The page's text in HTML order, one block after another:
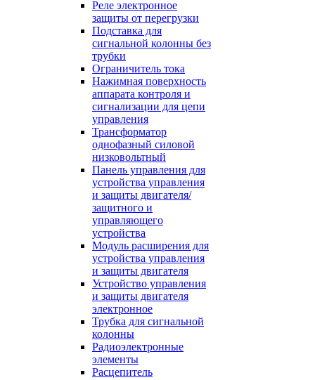
Реле электронное
защиты от перегрузки
Подставка для
сигнальной колонны без
трубки
Ограничитель тока
Нажимная поверхность
аппарата контроля и
сигнализации для цепи
управления
Трансформатор
однофазный силовой
низковольтный
Панель управления для
устройства управления
и защиты двигателя/
защитного и
управляющего
устройства
Модуль расширения для
устройства управления
и защиты двигателя
Устройство управления
и защиты двигателя
электронное
Трубка для сигнальной
колонны
Радиоэлектронные
элементы
Расцепитель